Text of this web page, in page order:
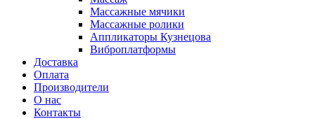
Массажные мячики
Массажные ролики
Аппликаторы Кузнецова
Виброплатформы
Доставка
Оплата
Производители
О нас
Контакты